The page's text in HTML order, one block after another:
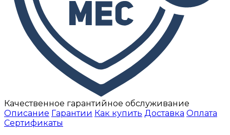
Качественное гарантийное обслуживание
Описание Гарантии Как купить Доставка Оплата
Сертификаты